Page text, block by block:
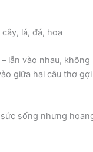
lá, đá, hoa
lẫn vào nhau, không
giữa hai câu thơ
sống nhưng